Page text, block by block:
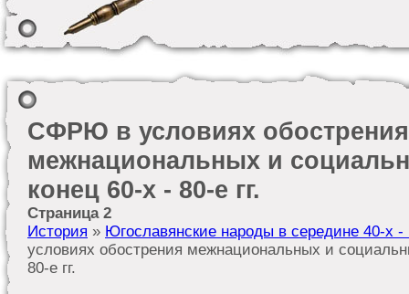
СФРЮ в условиях обострения
межнациональных и
конец 60-х - 80-е гг.
Страница 2
История » Югославянские народы в середине 40-х -
условиях обострения межнациональных и
80-е гг.